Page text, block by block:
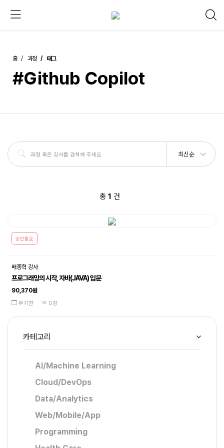
홈 과정 태그
#Github Copilot
최신순
총 1 건
승인필요
배종혁 강사
프로그래밍의 시작, 자바(JAVA) 입문
90,370원
무기한 0강
카테고리
AI/Machine Learning
Cloud/DevOps
Data/Analytics
Web/Mobile/App
Programming